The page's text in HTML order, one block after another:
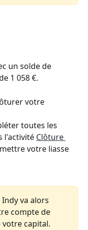
un solde de
1 058 €.
votre
toutes les
l'activité Clôture
votre liasse
va alors
compte de
capital.